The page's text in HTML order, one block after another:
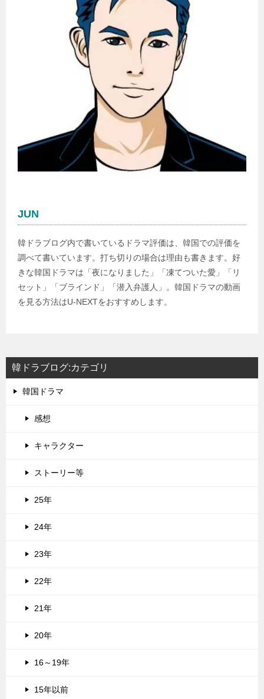
JUN
韓ドラブログ内で書いているドラマ評価は、韓国での評価を
調べて書いています。打ち切りの場合は理由も書きます。好
きな韓国ドラマは「夜になりました」「凍てついた愛」「リ
セット」「ブラインド」「潜入弁護人」。韓国ドラマの動画
を見る方法はU-NEXTをおすすめします。
韓ドラブログ:カテゴリ
韓国ドラマ
感想
キャラクター
ストーリー等
25年
24年
23年
22年
21年
20年
16～19年
15年以前